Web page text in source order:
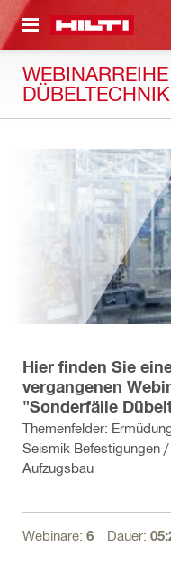
DÜBELTECHNIK
Hier finden Sie
vergangenen
"Sonderfälle
Themenfelder:
Seismik Befestigungen
Aufzugsbau
Webinare: 6 Dauer: